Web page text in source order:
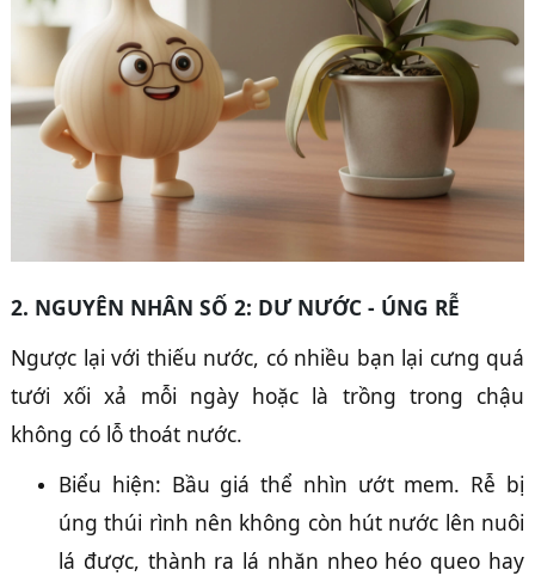
2. NGUYÊN NHÂN SỐ 2: DƯ NƯỚC - ÚNG RỄ
Ngược lại với thiếu nước, có nhiều bạn lại cưng quá
tưới xối xả mỗi ngày hoặc là trồng trong chậu
không có lỗ thoát nước.
Biểu hiện: Bầu giá thể nhìn ướt mem. Rễ bị
úng thúi rình nên không còn hút nước lên nuôi
lá được, thành ra lá nhăn nheo héo queo hay